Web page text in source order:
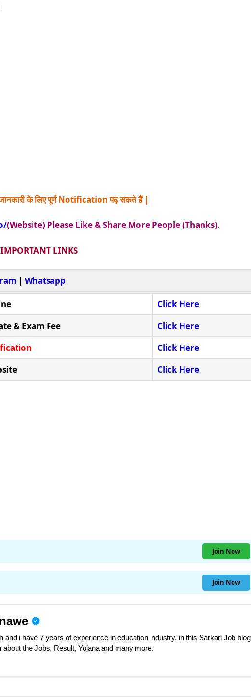
के लिए पूर्ण Notification पढ़ सकते हैं |
(Website) Please Like & Share More People (Thanks).
IMPORTANT LINKS
| Whatsapp
Click Here
& Exam Fee
Click Here
Click Here
Click Here
Join Now
Join Now
and i have 7 years of experience in education industry. in this Sarkari Job blog
about the Jobs, Result, Yojana and many more.